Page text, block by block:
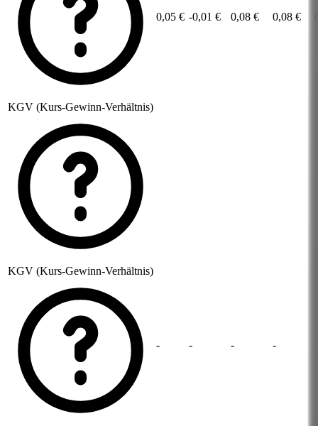
0,05 € -0,01 € 0,08 € 0,08 €
KGV (Kurs-Gewinn-Verhältnis)
KGV (Kurs-Gewinn-Verhältnis)
- - - -